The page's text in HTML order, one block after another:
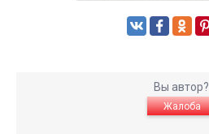
Вы автор?
Жалоба